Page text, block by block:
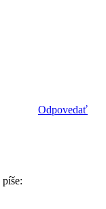
Odpovedať
píše: